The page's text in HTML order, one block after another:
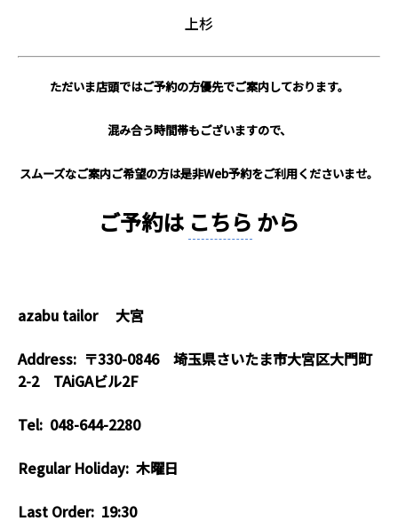
上杉
ただいま店頭ではご予約の方優先でご案内しております。
混み合う時間帯もございますので、
スムーズなご案内ご希望の方は是非Web予約をご利用くださいませ。
ご予約は こちら から
azabu tailor 大宮
Address: 〒330-0846 埼玉県さいたま市大宮区大門町
2-2 TAiGAビル2F
Tel: 048-644-2280
Regular Holiday: 木曜日
Last Order: 19:30